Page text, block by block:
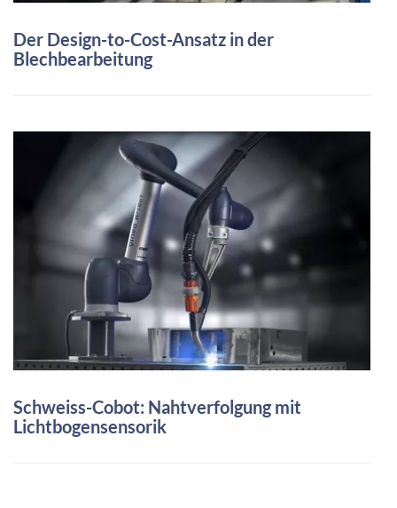
Der Design-to-Cost-Ansatz in der
Blechbearbeitung
Schweiss-Cobot: Nahtverfolgung mit
Lichtbogensensorik